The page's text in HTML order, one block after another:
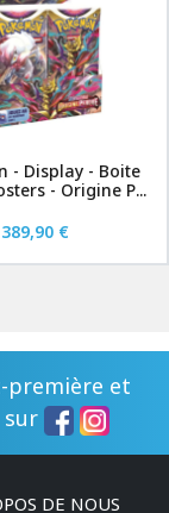
- Display - Boite
- Origine P...
389,90 €
première et
sur
DE NOUS